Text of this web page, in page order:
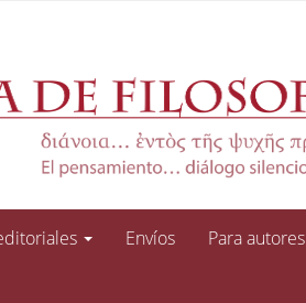
Envíos Para autores